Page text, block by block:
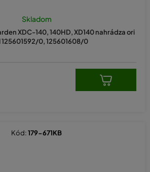
XDC-140, 140HD, XD140 nahrádza ori
125601592/0, 125601608/0
Skladom
Kód:179-671KB